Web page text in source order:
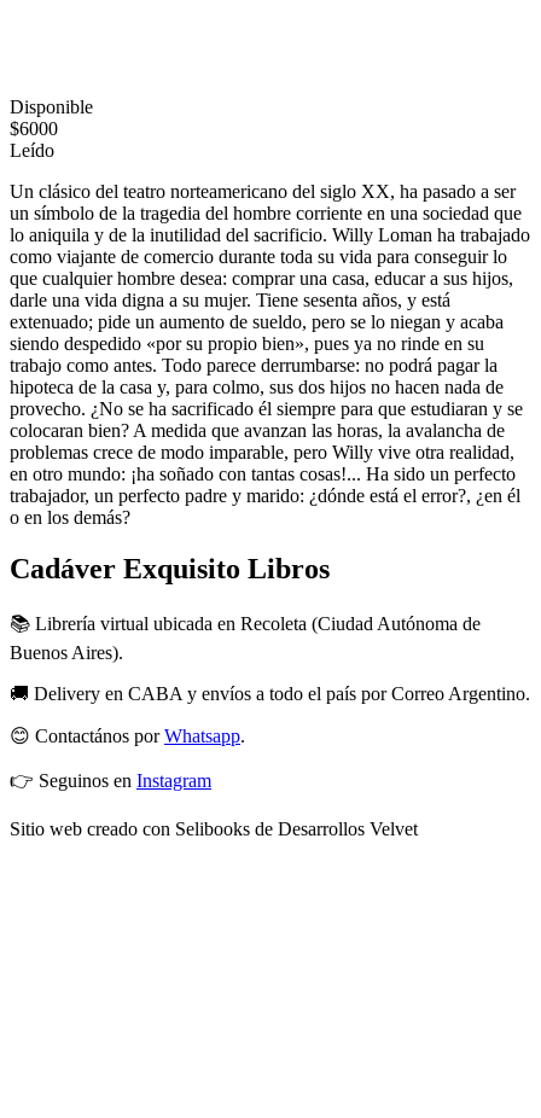
Disponible
$6000
Leído
Un clásico del teatro norteamericano del siglo XX, ha pasado a ser
un símbolo de la tragedia del hombre corriente en una sociedad que
lo aniquila y de la inutilidad del sacrificio. Willy Loman ha trabajado
como viajante de comercio durante toda su vida para conseguir lo
que cualquier hombre desea: comprar una casa, educar a sus hijos,
darle una vida digna a su mujer. Tiene sesenta años, y está
extenuado; pide un aumento de sueldo, pero se lo niegan y acaba
siendo despedido «por su propio bien», pues ya no rinde en su
trabajo como antes. Todo parece derrumbarse: no podrá pagar la
hipoteca de la casa y, para colmo, sus dos hijos no hacen nada de
provecho. ¿No se ha sacrificado él siempre para que estudiaran y se
colocaran bien? A medida que avanzan las horas, la avalancha de
problemas crece de modo imparable, pero Willy vive otra realidad,
en otro mundo: ¡ha soñado con tantas cosas!... Ha sido un perfecto
trabajador, un perfecto padre y marido: ¿dónde está el error?, ¿en él
o en los demás?
Cadáver Exquisito Libros
📚 Librería virtual ubicada en Recoleta (Ciudad Autónoma de
Buenos Aires).
🚚 Delivery en CABA y envíos a todo el país por Correo Argentino.
😊 Contactános porWhatsapp.
👉 Seguinos en Instagram
Sitio web creado con Selibooks de Desarrollos Velvet